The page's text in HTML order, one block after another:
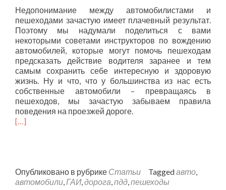
Недопонимание между автомобилистами и
пешеходами зачастую имеет плачевный результат.
Поэтому мы надумали поделиться с вами
некоторыми советами инструкторов по вождению
автомобилей, которые могут помочь пешеходам
предсказать действие водителя заранее и тем
самым сохранить себе интересную и здоровую
жизнь. Ну и что, что у большинства из нас есть
собственные автомобили – превращаясь в
пешеходов, мы зачастую забываем правила
поведения на проезжей дороге.
[…]
Опубликовано в рубрике Статьи Taggedавто,
автомобили,ГАИ,дорога,пдд,пешеходы